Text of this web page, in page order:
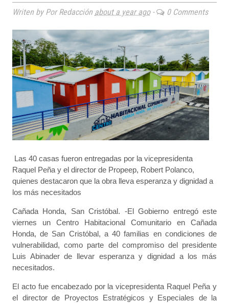
Writen by Por Redacción about a year ago- 0 Comments
Las 40 casas fueron entregadas por la vicepresidenta
Raquel Peña y el director de Propeep, Robert Polanco,
quienes destacaron que la obra lleva esperanza y dignidad a
los más necesitados
Cañada Honda, San Cristóbal. -El Gobierno entregó este
viernes un Centro Habitacional Comunitario en Cañada
Honda, de San Cristóbal, a 40 familias en condiciones de
vulnerabilidad, como parte del compromiso del presidente
Luis Abinader de llevar esperanza y dignidad a los más
necesitados.
El acto fue encabezado por la vicepresidenta Raquel Peña y
el director de Proyectos Estratégicos y Especiales de la